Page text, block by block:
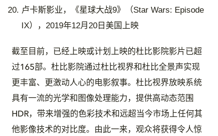
卢卡斯影业，《星球大战9》（Star Wars: Episode
IX），2019年12月20日美国上映
截至目前，已经上映或计划上映的杜比影院影片已超
过165部。杜比影院通过杜比视界和杜比全景声实现
更丰富、更激动人心的电影叙事。杜比视界放映系统
具有一流的光学和图像处理能力，提供高动态范围
HDR，带来增强的色彩技术和远超当今市场上任何其
他影像技术的对比度。由此一来，观众将获得令人惊